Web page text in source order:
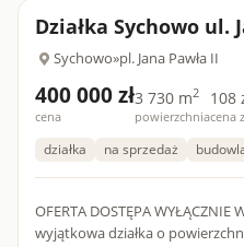
Działka Sychowo ul.
Sychowo»pl. Jana Pawła II
400 000 zł
cena
3 730 m2
powierzchnia
108
cena
działka na sprzedaż
OFERTA DOSTĘPA WYŁĄCZNIE
wyjątkowa działka o